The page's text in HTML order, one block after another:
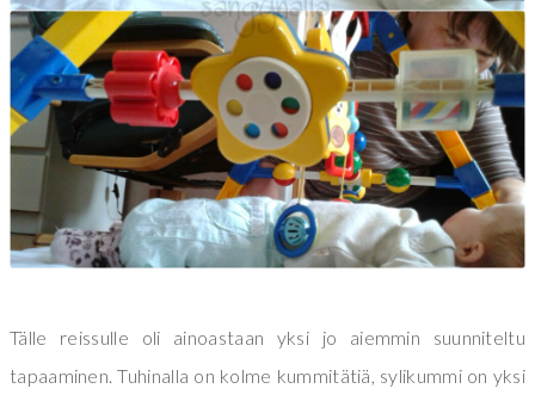
Tälle reissulle oli ainoastaan yksi jo aiemmin suunniteltu
tapaaminen. Tuhinalla on kolme kummitätiä, sylikummi on yksi